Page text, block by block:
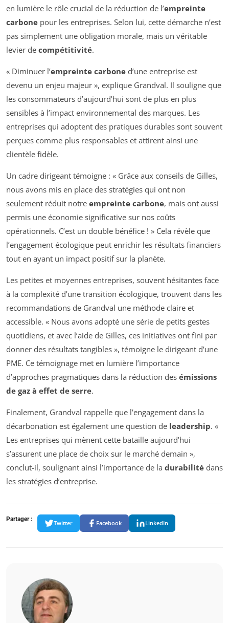
en lumière le rôle crucial de la réduction de l’empreinte
carbone pour les entreprises. Selon lui, cette démarche n’est
pas simplement une obligation morale, mais un véritable
levier de compétitivité.
« Diminuer l’empreinte carbone d’une entreprise est
devenu un enjeu majeur », explique Grandval. Il souligne que
les consommateurs d’aujourd’hui sont de plus en plus
sensibles à l’impact environnemental des marques. Les
entreprises qui adoptent des pratiques durables sont souvent
perçues comme plus responsables et attirent ainsi une
clientèle fidèle.
Un cadre dirigeant témoigne : « Grâce aux conseils de Gilles,
nous avons mis en place des stratégies qui ont non
seulement réduit notre empreinte carbone, mais ont aussi
permis une économie significative sur nos coûts
opérationnels. C’est un double bénéfice ! » Cela révèle que
l’engagement écologique peut enrichir les résultats financiers
tout en ayant un impact positif sur la planète.
Les petites et moyennes entreprises, souvent hésitantes face
à la complexité d’une transition écologique, trouvent dans les
recommandations de Grandval une méthode claire et
accessible. « Nous avons adopté une série de petits gestes
quotidiens, et avec l’aide de Gilles, ces initiatives ont fini par
donner des résultats tangibles », témoigne le dirigeant d’une
PME. Ce témoignage met en lumière l’importance
d’approches pragmatiques dans la réduction des émissions
de gaz à effet de serre.
Finalement, Grandval rappelle que l’engagement dans la
décarbonation est également une question de leadership. «
Les entreprises qui mènent cette bataille aujourd’hui
s’assurent une place de choix sur le marché demain »,
conclut-il, soulignant ainsi l’importance de la durabilité dans
les stratégies d’entreprise.
Partager :
Twitter Facebook LinkedIn